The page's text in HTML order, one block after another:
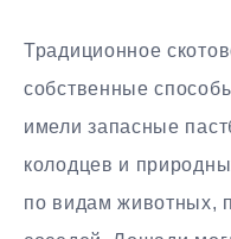
Традиционное
собственные
имели запасные
колодцев и
по видам животных,